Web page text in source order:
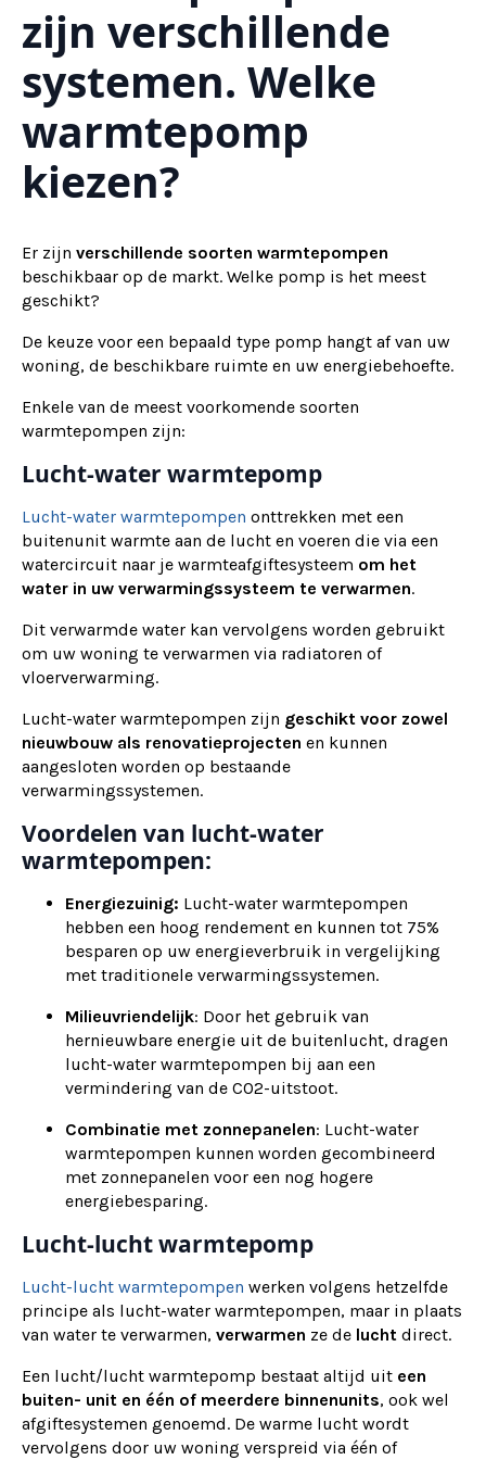
zijn verschillende
systemen. Welke
warmtepomp
kiezen?
Er zijn verschillende soorten warmtepompen
beschikbaar op de markt. Welke pomp is het meest
geschikt?
De keuze voor een bepaald type pomp hangt af van uw
woning, de beschikbare ruimte en uw energiebehoefte.
Enkele van de meest voorkomende soorten
warmtepompen zijn:
Lucht-water warmtepomp
Lucht-water warmtepompen onttrekken met een
buitenunit warmte aan de lucht en voeren die via een
watercircuit naar je warmteafgiftesysteem om het
water in uw verwarmingssysteem te verwarmen.
Dit verwarmde water kan vervolgens worden gebruikt
om uw woning te verwarmen via radiatoren of
vloerverwarming.
Lucht-water warmtepompen zijn geschikt voor zowel
nieuwbouw als renovatieprojecten en kunnen
aangesloten worden op bestaande
verwarmingssystemen.
Voordelen van lucht-water
warmtepompen:
Energiezuinig: Lucht-water warmtepompen
hebben een hoog rendement en kunnen tot 75%
besparen op uw energieverbruik in vergelijking
met traditionele verwarmingssystemen.
Milieuvriendelijk: Door het gebruik van
hernieuwbare energie uit de buitenlucht, dragen
lucht-water warmtepompen bij aan een
vermindering van de CO2-uitstoot.
Combinatie met zonnepanelen: Lucht-water
warmtepompen kunnen worden gecombineerd
met zonnepanelen voor een nog hogere
energiebesparing.
Lucht-lucht warmtepomp
Lucht-lucht warmtepompen werken volgens hetzelfde
principe als lucht-water warmtepompen, maar in plaats
van water te verwarmen, verwarmen ze de lucht direct.
Een lucht/lucht warmtepomp bestaat altijd uit een
buiten- unit en één of meerdere binnenunits, ook wel
afgiftesystemen genoemd. De warme lucht wordt
vervolgens door uw woning verspreid via één of